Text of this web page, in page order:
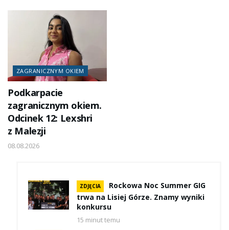
ZAGRANICZNYM OKIEM
Podkarpacie
zagranicznym okiem.
Odcinek 12: Lexshri
z Malezji
08.08.2026
ZDJĘCIA
Rockowa Noc Summer GIG
trwa na Lisiej Górze. Znamy wyniki
konkursu
15 minut temu